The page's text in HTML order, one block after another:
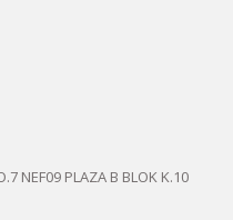
NEF09 PLAZA B BLOK K.10